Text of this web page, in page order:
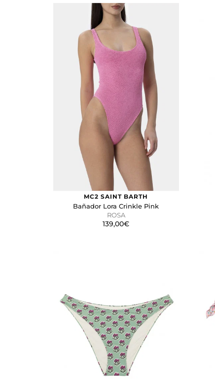
MC2 SAINT BARTH
Bañador Lora Crinkle Pink
ROSA
139,00€